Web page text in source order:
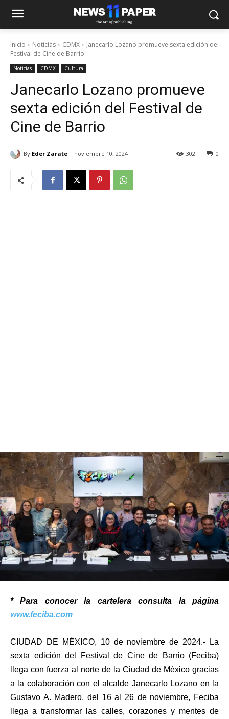
Inicio Noticias CDMX
Janecarlo Lozano promueve sexta edición del
Festival de Cine de Barrio
Noticias CDMX Cultura
Janecarlo Lozano promueve
sexta edición del Festival de
Cine de Barrio
By Eder Zarate noviembre 10, 2024 0
302
* Para conocer la cartelera consulta la página
www.feciba.com
CIUDAD DE MÉXICO, 10 de noviembre de 2024.- La
sexta edición del Festival de Cine de Barrio (Feciba)
llega con fuerza al norte de la Ciudad de México gracias
a la colaboración con el alcalde Janecarlo Lozano en la
Gustavo A. Madero, del 16 al 26 de noviembre, Feciba
llega a transformar las calles, corazones y mentes de